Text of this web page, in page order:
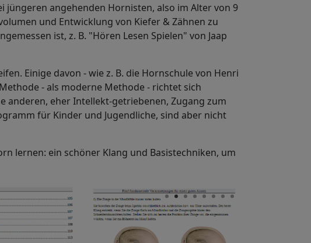
angehenden Hornisten, also im Alter von 9
und Entwicklung von Kiefer & Zähnen zu
ist, z. B. "Hören Lesen Spielen" von Jaap
Einige davon - wie z. B. die Hornschule von Henri
- als moderne Methode - richtet sich
anderen, eher Intellekt-getriebenen, Zugang zum
für Kinder und Jugendliche, sind aber nicht
lernen: ein schöner Klang und Basistechniken, um